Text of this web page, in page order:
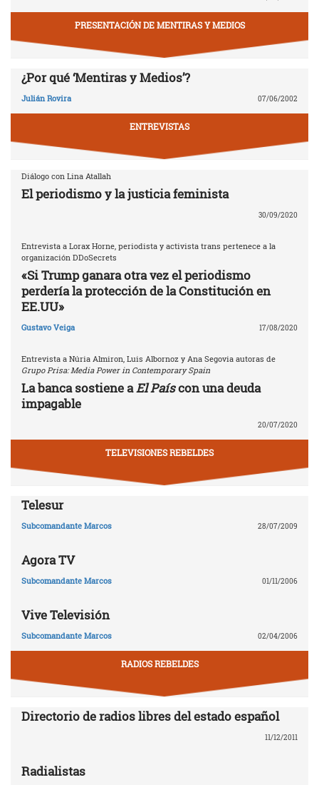
PRESENTACIÓN DE MENTIRAS Y MEDIOS
¿Por qué ‘Mentiras y Medios’?
Julián Rovira 07/06/2002
ENTREVISTAS
Diálogo con Lina Atallah
El periodismo y la justicia feminista
30/09/2020
Entrevista a Lorax Horne, periodista y activista trans pertenece a la
organización DDoSecrets
«Si Trump ganara otra vez el periodismo
perdería la protección de la Constitución en
EE.UU»
Gustavo Veiga 17/08/2020
Entrevista a Núria Almiron, Luis Albornoz y Ana Segovia autoras de
Grupo Prisa: Media Power in Contemporary Spain
La banca sostiene aEl Paíscon una deuda
impagable
20/07/2020
TELEVISIONES REBELDES
Telesur
Subcomandante Marcos 28/07/2009
Agora TV
Subcomandante Marcos 01/11/2006
Vive Televisión
Subcomandante Marcos 02/04/2006
RADIOS REBELDES
Directorio de radios libres del estado español
11/12/2011
Radialistas